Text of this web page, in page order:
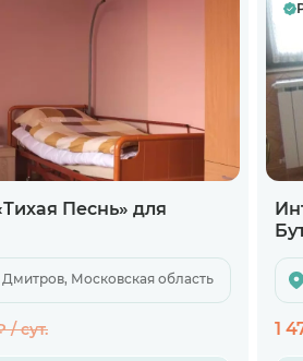
Песнь» для
Московская область
/ сут. 1